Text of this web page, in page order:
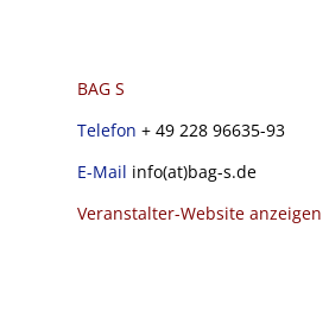
BAG S
Telefon + 49 228 96635-93
E-Mail info(at)bag-s.de
Veranstalter-Website anzeigen